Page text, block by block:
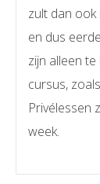
zult dan
en dus
zijn alleen
cursus,
Privélessen
week.